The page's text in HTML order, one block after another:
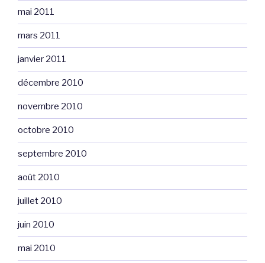
mai 2011
mars 2011
janvier 2011
décembre 2010
novembre 2010
octobre 2010
septembre 2010
août 2010
juillet 2010
juin 2010
mai 2010